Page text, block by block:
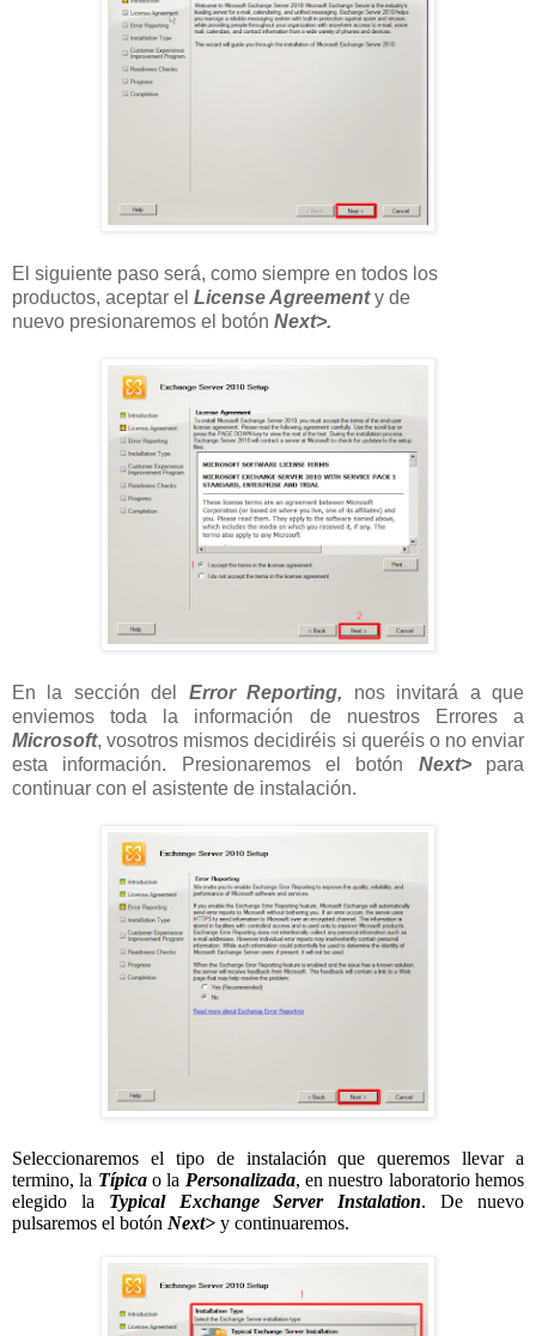
El siguiente paso será, como siempre en todos los
productos, aceptar el License Agreementy de
nuevo presionaremos el botón Next>.
En la sección del Error Reporting, nos invitará a que
enviemos toda la información de nuestros Errores a
Microsoft, vosotros mismos decidiréis si queréis o no enviar
esta información. Presionaremos el botón Next>para
continuar con el asistente de instalación.
Seleccionaremos el tipo de instalación que queremos llevar a
termino, la Típicao la Personalizada, en nuestro laboratorio hemos
elegido la Typical Exchange Server Instalation. De nuevo
pulsaremos el botón Next> y continuaremos.